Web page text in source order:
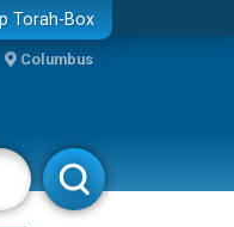
Torah-Box
Columbus